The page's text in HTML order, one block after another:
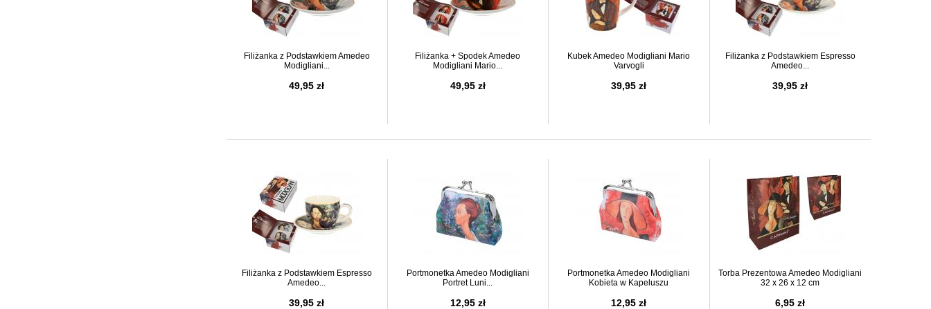
Filiżanka z Podstawkiem Amedeo
Modigliani...
49,95 zł
Filiżanka + Spodek Amedeo
Modigliani Mario...
49,95 zł
Kubek Amedeo Modigliani Mario
Varvogli
39,95 zł
Filiżanka z Podstawkiem Espresso
Amedeo...
39,95 zł
Filiżanka z Podstawkiem Espresso
Amedeo...
39,95 zł
Portmonetka Amedeo Modigliani
Portret Luni...
12,95 zł
Portmonetka Amedeo Modigliani
Kobieta w Kapeluszu
12,95 zł
Torba Prezentowa Amedeo Modigliani
32 x 26 x 12 cm
6,95 zł